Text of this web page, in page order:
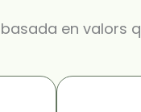
en valors